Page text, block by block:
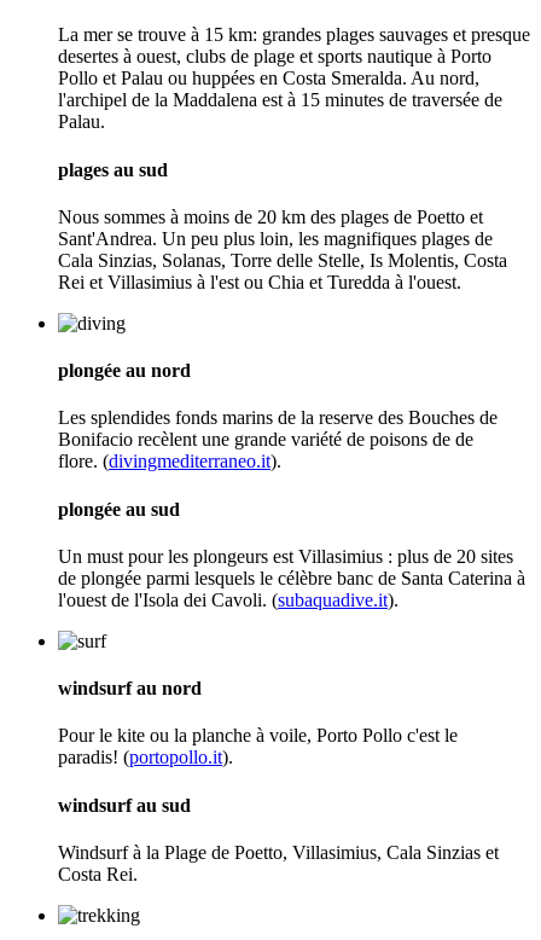
La mer se trouve à 15 km: grandes plages sauvages et presque
desertes à ouest, clubs de plage et sports nautique à Porto
Pollo et Palau ou huppées en Costa Smeralda. Au nord,
l'archipel de la Maddalena est à 15 minutes de traversée de
Palau.
plages au sud
Nous sommes à moins de 20 km des plages de Poetto et
Sant'Andrea. Un peu plus loin, les magnifiques plages de
Cala Sinzias, Solanas, Torre delle Stelle, Is Molentis, Costa
Rei et Villasimius à l'est ou Chia et Turedda à l'ouest.
plongée au nord
Les splendides fonds marins de la reserve des Bouches de
Bonifacio recèlent une grande variété de poisons de de
flore. (divingmediterraneo.it).
plongée au sud
Un must pour les plongeurs est Villasimius : plus de 20 sites
de plongée parmi lesquels le célèbre banc de Santa Caterina à
l'ouest de l'Isola dei Cavoli. (subaquadive.it).
windsurf au nord
Pour le kite ou la planche à voile, Porto Pollo c'est le
paradis! (portopollo.it).
windsurf au sud
Windsurf à la Plage de Poetto, Villasimius, Cala Sinzias et
Costa Rei.